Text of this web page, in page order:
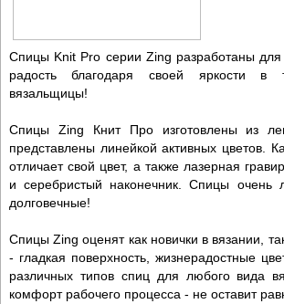
Спицы Knit Pro серии Zing разработаны для
радость благодаря своей яркости в
вязальщицы!
Спицы Zing Книт Про изготовлены из
представлены линейкой активных цветов.
отличает свой цвет, а также лазерная
и серебристый наконечник. Спицы очень
долговечные!
Спицы Zing оценят как новички в вязании,
- гладкая поверхность, жизнерадостные
различных типов спиц для любого вида
комфорт рабочего процесса - не оставит